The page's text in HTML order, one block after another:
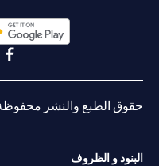
a new tab
حقوق الطبع والنشر محفوظة ©2026 سيتي
البنود و الظروف